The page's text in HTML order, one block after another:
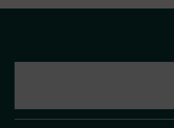
CVR: 37983446
Apopro guider